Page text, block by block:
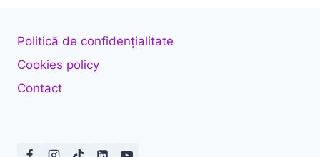
Politică de confidențialitate
Cookies policy
Contact